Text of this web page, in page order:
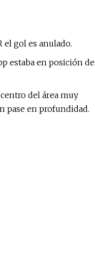
el gol es anulado.
estaba en posición de
del área muy
pase en profundidad.